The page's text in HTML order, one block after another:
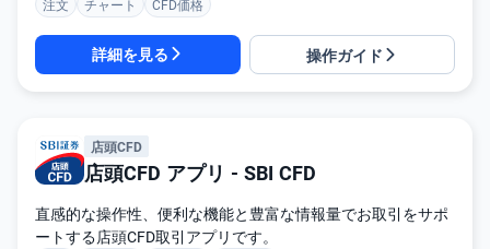
C注文 チャート CFD価格
詳細を見る 操作ガイド
店頭CFD
店頭CFD アプリ - SBI CFD
直感的な操作性、便利な機能と豊富な情報量でお取引をサポ
ートする店頭CFD取引アプリです。